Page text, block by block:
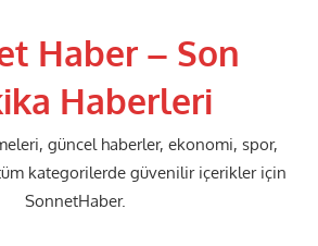
Haber – Son
Haberleri
güncel haberler, ekonomi, spor,
kategorilerde güvenilir içerikler için
SonnetHaber.